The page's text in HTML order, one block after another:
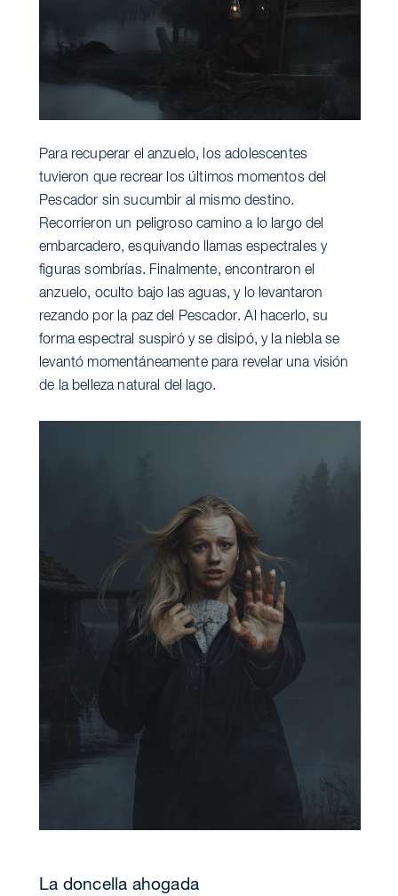
Para recuperar el anzuelo, los adolescentes
tuvieron que recrear los últimos momentos del
Pescador sin sucumbir al mismo destino.
Recorrieron un peligroso camino a lo largo del
embarcadero, esquivando llamas espectrales y
figuras sombrías. Finalmente, encontraron el
anzuelo, oculto bajo las aguas, y lo levantaron
rezando por la paz del Pescador. Al hacerlo, su
forma espectral suspiró y se disipó, y la niebla se
levantó momentáneamente para revelar una visión
de la belleza natural del lago.
La doncella ahogada